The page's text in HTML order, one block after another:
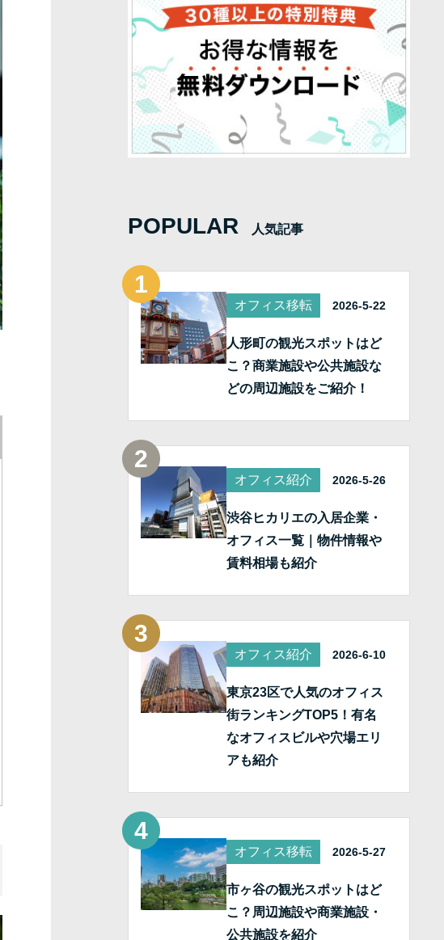
POPULAR 人気記事
オフィス移転 2026-5-22
人形町の観光スポットはど
こ？商業施設や公共施設な
どの周辺施設をご紹介！
オフィス紹介 2026-5-26
渋谷ヒカリエの入居企業・
オフィス一覧｜物件情報や
賃料相場も紹介
オフィス紹介 2026-6-10
東京23区で人気のオフィス
街ランキングTOP5！有名
なオフィスビルや穴場エリ
アも紹介
オフィス移転 2026-5-27
市ヶ谷の観光スポットはど
こ？周辺施設や商業施設・
公共施設を紹介